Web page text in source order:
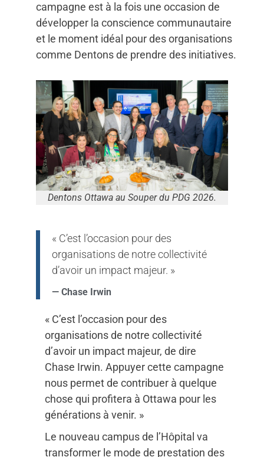
campagne est à la fois une occasion de
développer la conscience communautaire
et le moment idéal pour des organisations
comme Dentons de prendre des initiatives.
Dentons Ottawa au Souper du PDG 2026.
« C’est l’occasion pour des
organisations de notre collectivité
d’avoir un impact majeur. »
— Chase Irwin
« C’est l’occasion pour des
organisations de notre collectivité
d’avoir un impact majeur, de dire
Chase Irwin. Appuyer cette campagne
nous permet de contribuer à quelque
chose qui profitera à Ottawa pour les
générations à venir. »
Le nouveau campus de l’Hôpital va
transformer le mode de prestation des